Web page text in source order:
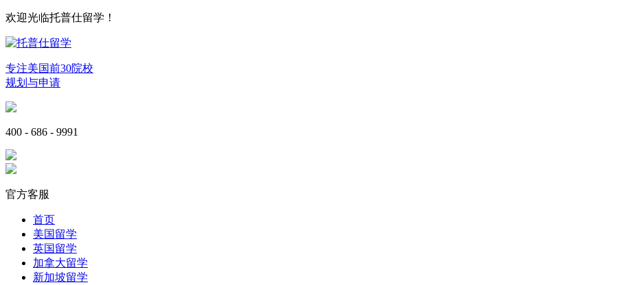
欢迎光临托普仕留学！
专注美国前30院校
规划与申请
400 - 686 - 9991
官方客服
首页
美国留学
英国留学
加拿大留学
新加坡留学